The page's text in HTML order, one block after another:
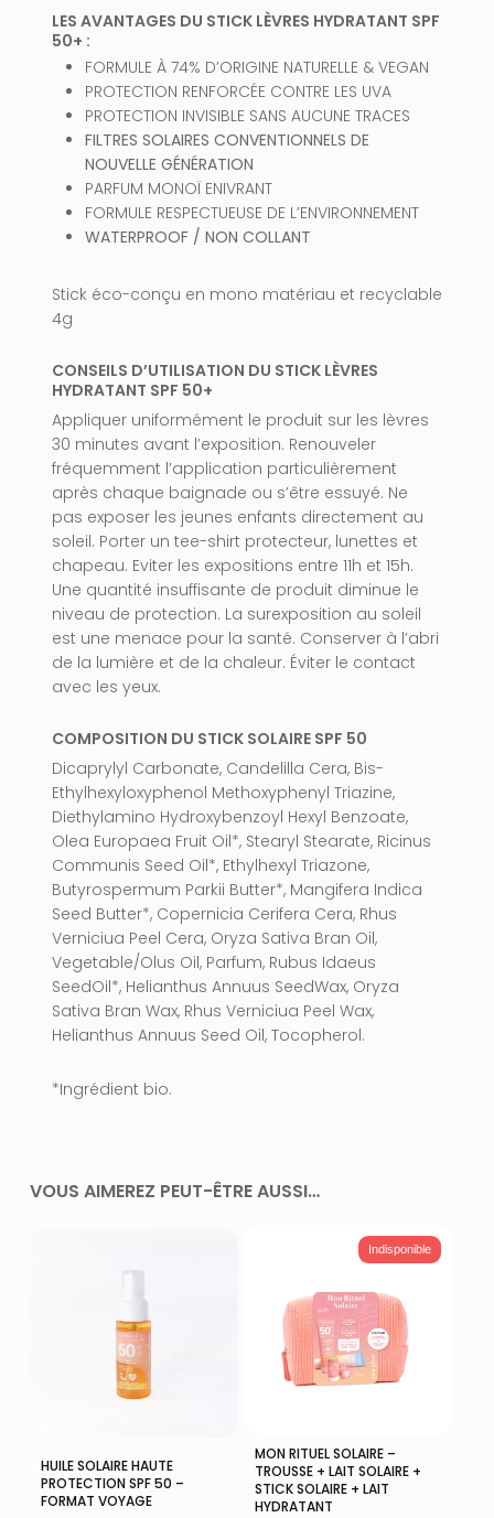
LES AVANTAGES DU STICK LÈVRES HYDRATANT SPF
50+ :
FORMULE À 74% D’ORIGINE NATURELLE & VEGAN
PROTECTION RENFORCÉE CONTRE LES UVA
PROTECTION INVISIBLE SANS AUCUNE TRACES
FILTRES SOLAIRES CONVENTIONNELS DE
NOUVELLE GÉNÉRATION
PARFUM MONOÏ ENIVRANT
FORMULE RESPECTUEUSE DE L’ENVIRONNEMENT
WATERPROOF / NON COLLANT
Stick éco-conçu en mono matériau et recyclable
4g
CONSEILS D’UTILISATION DU STICK LÈVRES
HYDRATANT SPF 50+
Appliquer uniformément le produit sur les lèvres
30 minutes avant l’exposition. Renouveler
fréquemment l’application particulièrement
après chaque baignade ou s’être essuyé. Ne
pas exposer les jeunes enfants directement au
soleil. Porter un tee-shirt protecteur, lunettes et
chapeau. Eviter les expositions entre 11h et 15h.
Une quantité insuffisante de produit diminue le
niveau de protection. La surexposition au soleil
est une menace pour la santé. Conserver à l’abri
de la lumière et de la chaleur. Éviter le contact
avec les yeux.
COMPOSITION DU STICK SOLAIRE SPF 50
Dicaprylyl Carbonate, Candelilla Cera, Bis-
Ethylhexyloxyphenol Methoxyphenyl Triazine,
Diethylamino Hydroxybenzoyl Hexyl Benzoate,
Olea Europaea Fruit Oil*, Stearyl Stearate, Ricinus
Communis Seed Oil*, Ethylhexyl Triazone,
Butyrospermum Parkii Butter*, Mangifera Indica
Seed Butter*, Copernicia Cerifera Cera, Rhus
Verniciua Peel Cera, Oryza Sativa Bran Oil,
Vegetable/Olus Oil, Parfum, Rubus Idaeus
SeedOil*, Helianthus Annuus SeedWax, Oryza
Sativa Bran Wax, Rhus Verniciua Peel Wax,
Helianthus Annuus Seed Oil, Tocopherol.
*Ingrédient bio.
VOUS AIMEREZ PEUT-ÊTRE AUSSI…
Ajouter Au Panier
HUILE SOLAIRE HAUTE
PROTECTION SPF 50 –
FORMAT VOYAGE
Indisponible
Lire La Suite
MON RITUEL SOLAIRE –
TROUSSE + LAIT SOLAIRE +
STICK SOLAIRE + LAIT
HYDRATANT